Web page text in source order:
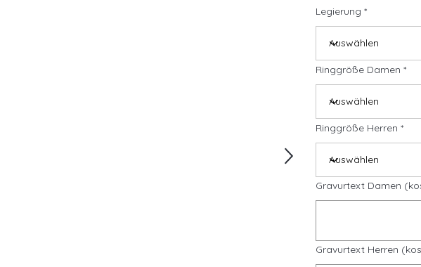
Legierung
Ringgröße Damen
Ringgröße Herren
Gravurtext Damen
Gravurtext Herren